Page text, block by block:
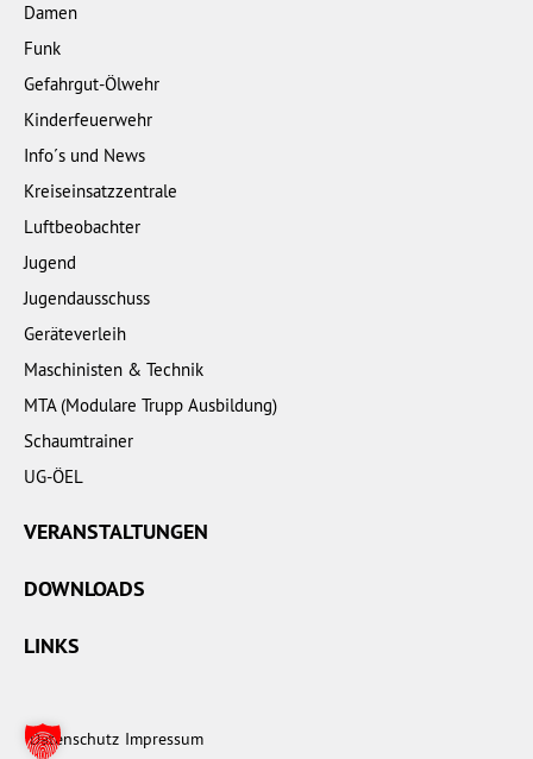
Damen
Funk
Gefahrgut-Ölwehr
Kinderfeuerwehr
Info´s und News
Kreiseinsatzzentrale
Luftbeobachter
Jugend
Jugendausschuss
Geräteverleih
Maschinisten & Technik
MTA (Modulare Trupp Ausbildung)
Schaumtrainer
UG-ÖEL
VERANSTALTUNGEN
DOWNLOADS
LINKS
Datenschutz Impressum